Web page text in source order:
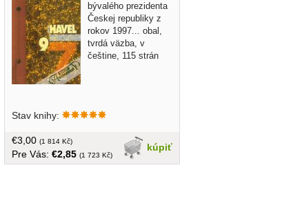
bývalého prezidenta
Českej republiky z
rokov 1997... obal,
tvrdá väzba, v
češtine, 115 strán
Stav knihy:
kúpiť
€3,00 (1 814 Kč)
Pre Vás: €2,85 (1 723 Kč)